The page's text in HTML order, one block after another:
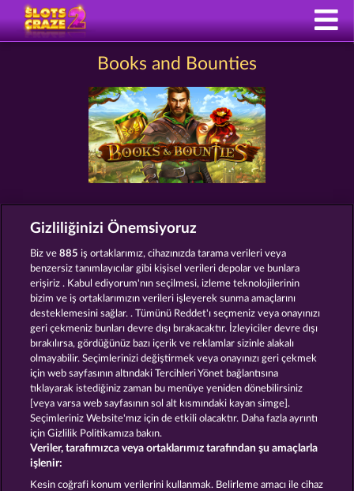
Books and Bounties
Hüküm ve Koşullar
Şirket SSS Facebook
İptal talebini gönder
Sosyal casino oyunları sadece eğlence amaçlıdır ve
gerçek parayla oynanan kumar oyunlarında
gelecekte elde edilebilecek olası başarılar üzerinde
kesinlikle hiçbir etkisi yoktur.
©2026 Whow Games GmbH
Gizliliğinizi Önemsiyoruz
Biz ve885 iş ortaklarımız, cihazınızda tarama verileri veya
benzersiz tanımlayıcılar gibi kişisel verileri depolar ve bunlara
erişiriz . Kabul ediyorum'nın seçilmesi, izleme teknolojilerinin
bizim ve iş ortaklarımızın verileri işleyerek sunma amaçlarını
desteklemesini sağlar. . Tümünü Reddet'ı seçmeniz veya onayınızı
geri çekmeniz bunları devre dışı bırakacaktır. İzleyiciler devre dışı
bırakılırsa, gördüğünüz bazı içerik ve reklamlar sizinle alakalı
olmayabilir. Seçimlerinizi değiştirmek veya onayınızı geri çekmek
için web sayfasının altındaki Tercihleri Yönet bağlantısına
tıklayarak istediğiniz zaman bu menüye yeniden dönebilirsiniz
[veya varsa web sayfasının sol alt kısmındaki kayan simge].
Seçimleriniz Website'mız için de etkili olacaktır. Daha fazla ayrıntı
için Gizlilik Politikamıza bakın.
Veriler, tarafımızca veya ortaklarımız tarafından şu amaçlarla
işlenir:
Kesin coğrafi konum verilerini kullanmak. Belirleme amacı ile cihaz